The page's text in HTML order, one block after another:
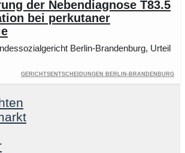
der Nebendiagnose T83.5
bei perkutaner
Berlin-Brandenburg, Urteil
Gerichtsentscheidungen Berlin-Brandenburg